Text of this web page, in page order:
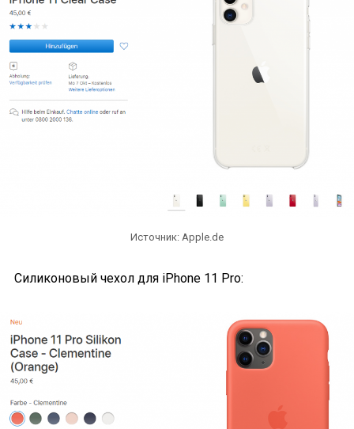
Источник: Apple.de
Силиконовый чехол для iPhone 11 Pro: